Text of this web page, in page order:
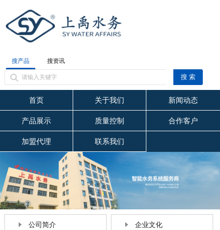
搜产品 搜资讯
首页 关于我们 新闻动态
产品展示 质量控制 合作客户
加盟代理 联系我们
公司简介 企业文化